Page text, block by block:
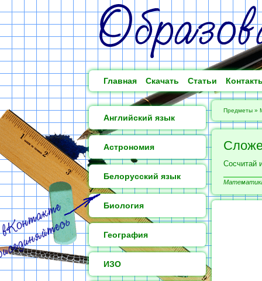
Главная Скачать Статьи
Английский язык
Астрономия
Белорусский язык
Биология
География
ИЗО
Предметы »
Сосчитай